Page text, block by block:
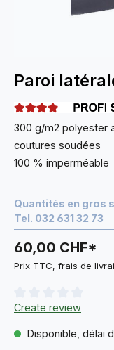
Paroi
300 g/m2 polyester
coutures soudées
100 % imperméable
Quantités en gros
Tel. 032 631 32 73
60,00 CHF*
Prix TTC, frais de
Note moyenne de 0
Create review
Disponible, délai